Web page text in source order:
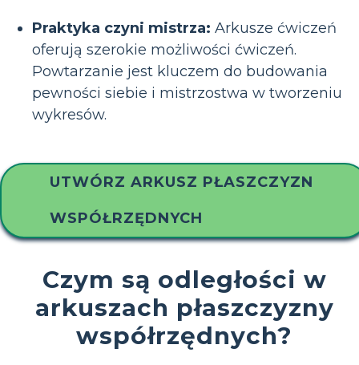
Praktyka czyni mistrza: Arkusze ćwiczeń
oferują szerokie możliwości ćwiczeń.
Powtarzanie jest kluczem do budowania
pewności siebie i mistrzostwa w tworzeniu
wykresów.
UTWÓRZ ARKUSZ PŁASZCZYZN
WSPÓŁRZĘDNYCH
Czym są odległości w
arkuszach płaszczyzny
współrzędnych?